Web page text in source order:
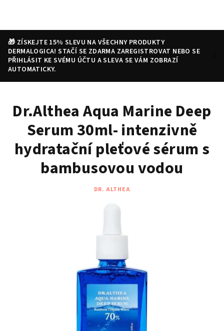
🎁 ZÍSKEJTE 15% SLEVU NA VŠECHNY PRODUKTY
DERMALOGICA! STAČÍ SE ZDARMA ZAREGISTROVAT NEBO SE
PŘIHLÁSIT KE SVÉMU ÚČTU A SLEVA SE VÁM ZOBRAZÍ
AUTOMATICKY.
HledatPřihlášeníNákupní
košík
Dr.Althea Aqua Marine Deep
Serum 30ml- intenzivně
hydratační pleťové sérum s
bambusovou vodou
DR. ALTHEA